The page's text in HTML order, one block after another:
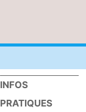
INFOS
PRATIQUES